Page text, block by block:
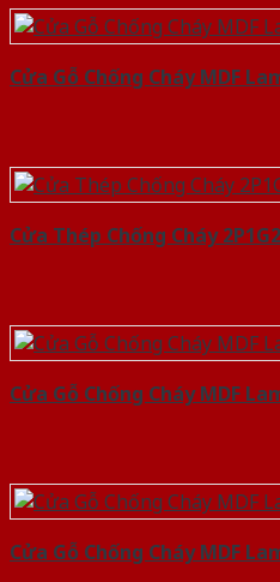
Cửa Gỗ Chống Cháy MDF
Cửa Thép Chống Cháy
Cửa Gỗ Chống Cháy MDF
Cửa Gỗ Chống Cháy MDF